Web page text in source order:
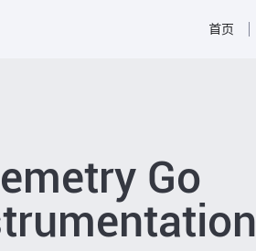
首页
Go